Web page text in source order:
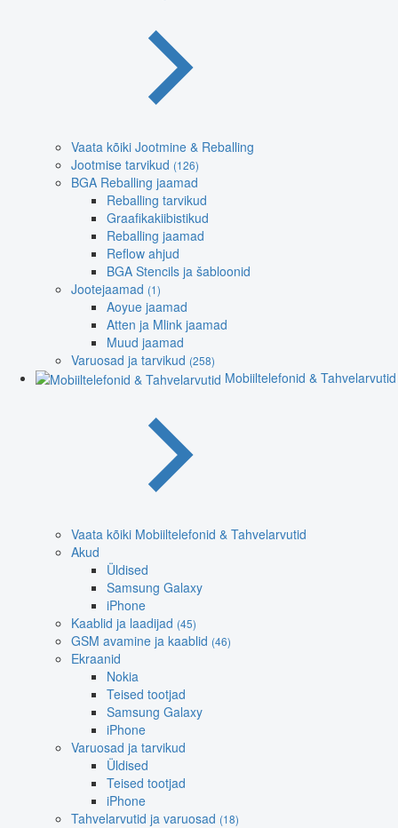
Vaata kõiki Jootmine & Reballing
Jootmise tarvikud (126)
BGA Reballing jaamad
Reballing tarvikud
Graafikakiibistikud
Reballing jaamad
Reflow ahjud
BGA Stencils ja šabloonid
Jootejaamad (1)
Aoyue jaamad
Atten ja Mlink jaamad
Muud jaamad
Varuosad ja tarvikud (258)
Mobiiltelefonid & Tahvelarvutid
Vaata kõiki Mobiiltelefonid & Tahvelarvutid
Akud
Üldised
Samsung Galaxy
iPhone
Kaablid ja laadijad (45)
GSM avamine ja kaablid (46)
Ekraanid
Nokia
Teised tootjad
Samsung Galaxy
iPhone
Varuosad ja tarvikud
Üldised
Teised tootjad
iPhone
Tahvelarvutid ja varuosad (18)